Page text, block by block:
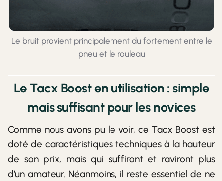
Le bruit provient principalement du fortement entre le
pneu et le rouleau
Le Tacx Boost en utilisation : simple
mais suffisant pour les novices
Comme nous avons pu le voir, ce Tacx Boost est
doté de caractéristiques techniques à la hauteur
de son prix, mais qui suffiront et raviront plus
d’un amateur. Néanmoins, il reste essentiel de ne